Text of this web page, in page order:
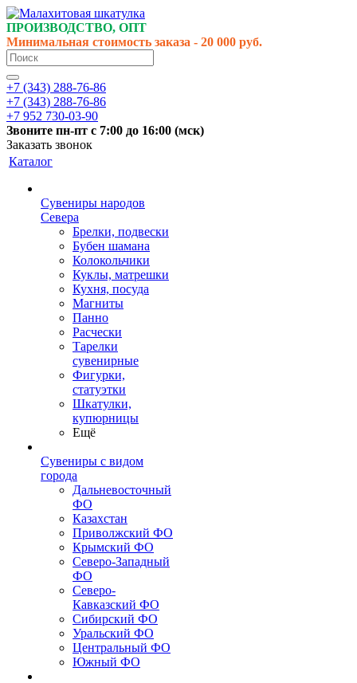
ПРОИЗВОДСТВО, ОПТ
Минимальная стоимость заказа - 20 000 руб.
+7 (343) 288-76-86
+7 (343) 288-76-86
+7 952 730-03-90
Звоните пн-пт с 7:00 до 16:00 (мск)
Заказать звонок
Каталог
Сувениры народов
Севера
Брелки, подвески
Бубен шамана
Колокольчики
Куклы, матрешки
Кухня, посуда
Магниты
Панно
Расчески
Тарелки
сувенирные
Фигурки,
статуэтки
Шкатулки,
купюрницы
Ещё
Сувениры с видом
города
Дальневосточный
ФО
Казахстан
Приволжский ФО
Крымский ФО
Северо-Западный
ФО
Северо-
Кавказский ФО
Сибирский ФО
Уральский ФО
Центральный ФО
Южный ФО